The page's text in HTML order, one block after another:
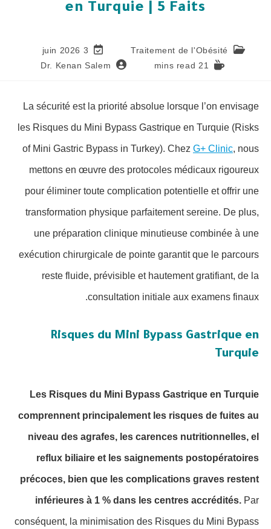
en Turquie | 5 Faits
Traitement de l'Obésité
3 juin 2026
21 mins read
Dr. Kenan Salem
La sécurité est la priorité absolue lorsque l’on envisage
les Risques du Mini Bypass Gastrique en Turquie (Risks
of Mini Gastric Bypass in Turkey). Chez G+ Clinic, nous
mettons en œuvre des protocoles médicaux rigoureux
pour éliminer toute complication potentielle et offrir une
transformation physique parfaitement sereine. De plus,
une préparation clinique minutieuse combinée à une
exécution chirurgicale de pointe garantit que le parcours
reste fluide, prévisible et hautement gratifiant, de la
consultation initiale aux examens finaux.
Risques du Mini Bypass Gastrique en
Turquie
Les Risques du Mini Bypass Gastrique en Turquie
comprennent principalement les risques de fuites au
niveau des agrafes, les carences nutritionnelles, el
reflux biliaire et les saignements postopératoires
précoces, bien que les complications graves restent
inférieures à 1 % dans les centres accrédités. Par
conséquent, la minimisation des Risques du Mini Bypass